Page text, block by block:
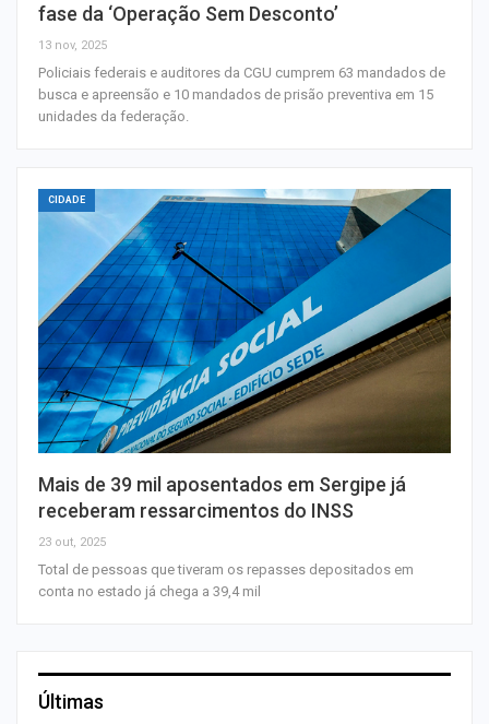
fase da ‘Operação Sem Desconto’
13 nov, 2025
Policiais federais e auditores da CGU cumprem 63 mandados de
busca e apreensão e 10 mandados de prisão preventiva em 15
unidades da federação.
CIDADE
Mais de 39 mil aposentados em Sergipe já
receberam ressarcimentos do INSS
23 out, 2025
Total de pessoas que tiveram os repasses depositados em
conta no estado já chega a 39,4 mil
Últimas